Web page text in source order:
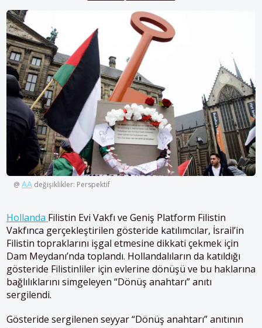
@ AA değişiklikler: Perspektif
Hollanda Filistin Evi Vakfı ve Geniş Platform Filistin
Vakfınca gerçekleştirilen gösteride katılımcılar, İsrail’in
Filistin topraklarını işgal etmesine dikkati çekmek için
Dam Meydanı’nda toplandı. Hollandalıların da katıldığı
gösteride Filistinliler için evlerine dönüşü ve bu haklarına
bağlılıklarını simgeleyen “Dönüş anahtarı” anıtı
sergilendi.
Gösteride sergilenen seyyar “Dönüş anahtarı” anıtının